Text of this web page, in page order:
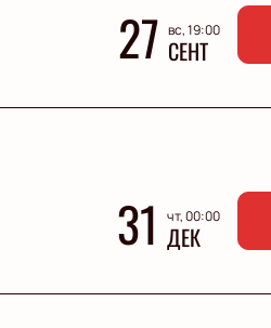
27 вс, 19:00
СЕНТ
31 чт, 00:00
ДЕК